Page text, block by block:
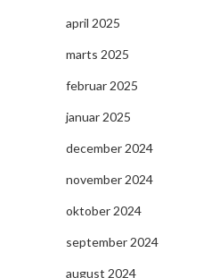
april 2025
marts 2025
februar 2025
januar 2025
december 2024
november 2024
oktober 2024
september 2024
august 2024